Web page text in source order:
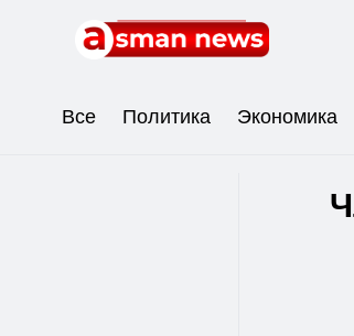
Все Политика Экономика